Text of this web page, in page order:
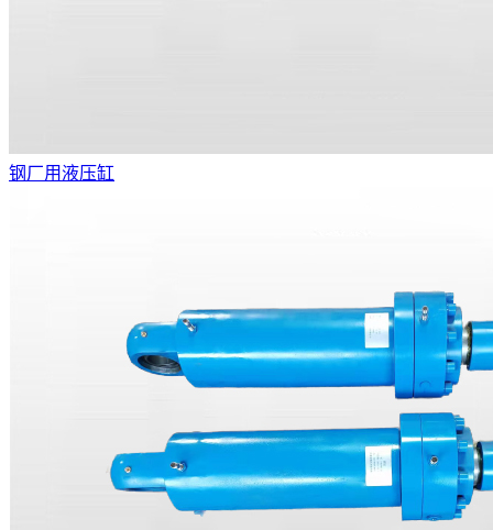
钢厂用液压缸